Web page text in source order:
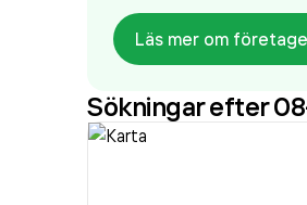
Läs mer om
Sökningar efter